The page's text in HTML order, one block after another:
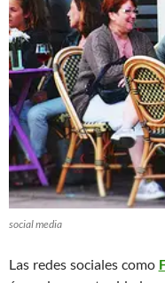
social media
Las redes sociales como